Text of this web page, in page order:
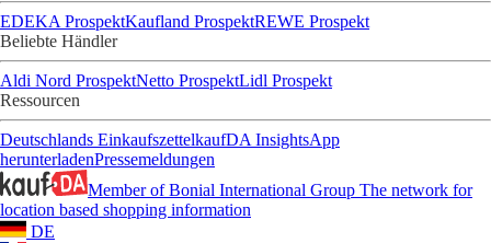
EDEKA ProspektKaufland ProspektREWE Prospekt
Beliebte Händler
Aldi Nord ProspektNetto ProspektLidl Prospekt
Ressourcen
Deutschlands EinkaufszettelkaufDA InsightsApp
herunterladenPressemeldungen
Member of Bonial International Group The network for
location based shopping information
DE